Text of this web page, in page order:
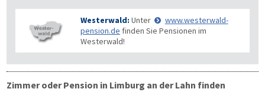
Westerwald: Unter
www.westerwald-
pension.de finden Sie Pensionen im
Westerwald!
Zimmer oder Pension in Limburg an der Lahn finden